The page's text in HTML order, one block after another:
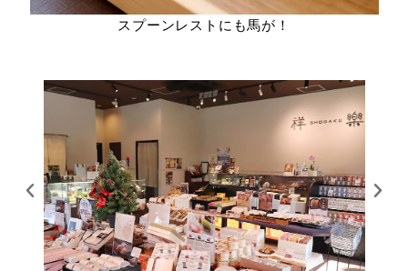
スプーンレストにも馬が！